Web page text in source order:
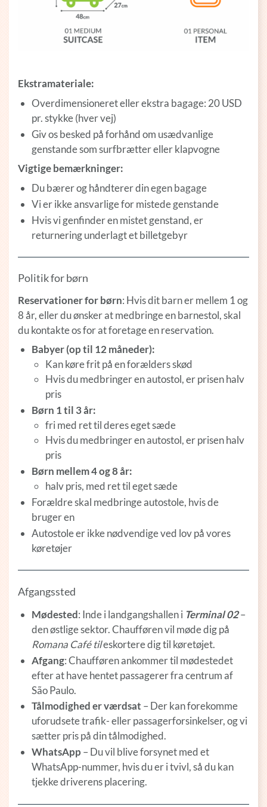
Ekstramateriale:
Overdimensioneret eller ekstra bagage: 20 USD
pr. stykke (hver vej)
Giv os besked på forhånd om usædvanlige
genstande som surfbrætter eller klapvogne
Vigtige bemærkninger:
Du bærer og håndterer din egen bagage
Vi er ikke ansvarlige for mistede genstande
Hvis vi genfinder en mistet genstand, er
returnering underlagt et billetgebyr
Politik for børn
Reservationer for børn: Hvis dit barn er mellem 1 og
8 år, eller du ønsker at medbringe en barnestol, skal
du kontakte os for at foretage en reservation.
Babyer (op til 12 måneder):
Kan køre frit på en forælders skød
Hvis du medbringer en autostol, er prisen halv
pris
Børn 1 til 3 år:
fri med ret til deres eget sæde
Hvis du medbringer en autostol, er prisen halv
pris
Børn mellem 4 og 8 år:
halv pris, med ret til eget sæde
Forældre skal medbringe autostole, hvis de
bruger en
Autostole er ikke nødvendige ved lov på vores
køretøjer
Afgangssted
Mødested: Inde i landgangshallen i Terminal 02–
den østlige sektor. Chaufføren vil møde dig på
Romana Cafétileskortere dig til køretøjet.
Afgang: Chaufføren ankommer til mødestedet
efter at have hentet passagerer fra centrum af
São Paulo.
Tålmodighed er værdsat – Der kan forekomme
uforudsete trafik- eller passagerforsinkelser, og vi
sætter pris på din tålmodighed.
WhatsApp – Du vil blive forsynet med et
WhatsApp-nummer, hvis du er i tvivl, så du kan
tjekke driverens placering.